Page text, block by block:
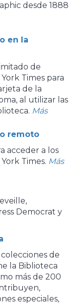
desde 1888
en la
de
Times para
de la
al utilizar las
Más
remoto
acceder a los
Times. Más
Democrat y
de
la Biblioteca
más de 200
especiales,